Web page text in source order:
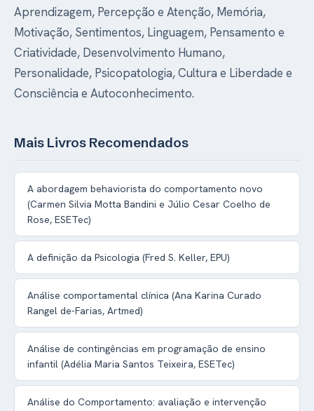
Aprendizagem, Percepção e Atenção, Memória,
Motivação, Sentimentos, Linguagem, Pensamento e
Criatividade, Desenvolvimento Humano,
Personalidade, Psicopatologia, Cultura e Liberdade e
Consciência e Autoconhecimento.
Mais Livros Recomendados
A abordagem behaviorista do comportamento novo
(Carmen Silvia Motta Bandini e Júlio Cesar Coelho de
Rose, ESETec)
A definição da Psicologia (Fred S. Keller, EPU)
Análise comportamental clínica (Ana Karina Curado
Rangel de-Farias, Artmed)
Análise de contingências em programação de ensino
infantil (Adélia Maria Santos Teixeira, ESETec)
Análise do Comportamento: avaliação e intervenção